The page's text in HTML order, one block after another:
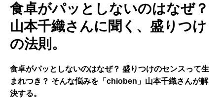
食卓がパッとしないのはなぜ？
山本千織さんに聞く、盛りつけ
の法則。
食卓がパッとしないのはなぜ？ 盛りつけのセンスって生
まれつき？ そんな悩みを「chioben」山本千織さんが解
決する。